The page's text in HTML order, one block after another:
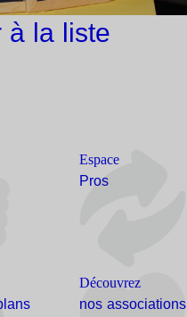
à la liste
Espace
Pros
Découvrez
nos associations